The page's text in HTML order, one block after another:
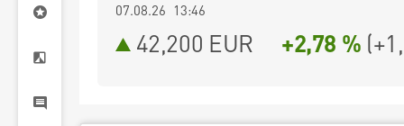
07.08.26 13:46
42,200 EUR +2,78 % (